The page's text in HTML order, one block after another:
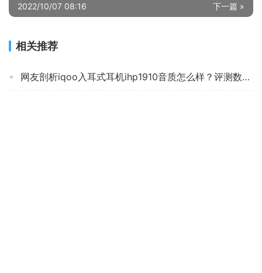
下一篇 »
2022/10/07 08:16
相关推荐
网友剖析iqoo入耳式耳机ihp1910音质怎么样？评测数据如何